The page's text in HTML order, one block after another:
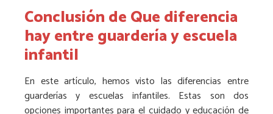
Conclusión de Que diferencia
hay entre guardería y escuela
infantil
En este artículo, hemos visto las diferencias entre
guarderías y escuelas infantiles. Estas son dos
opciones importantes para el cuidado y educación de